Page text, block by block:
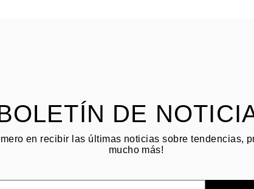
DE
en recibir las últimas noticias sobre tendencias,
mucho más!